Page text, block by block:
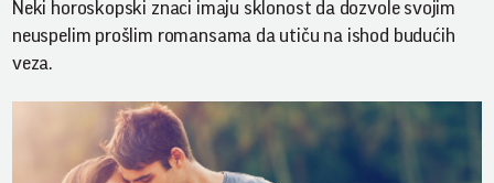
Neki horoskopski znaci imaju sklonost da dozvole svojim
neuspelim prošlim romansama da utiču na ishod budućih
veza.